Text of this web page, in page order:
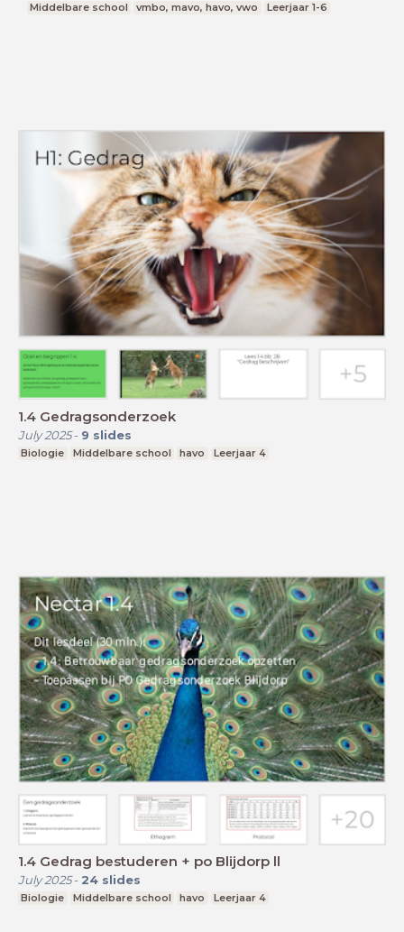
Middelbare school vmbo, mavo, havo, vwo Leerjaar 1-6
1.4 Gedragsonderzoek
July 2025- 9 slides
Biologie Middelbare school havo Leerjaar 4
1.4 Gedrag bestuderen + po Blijdorp ll
July 2025- 24 slides
Biologie Middelbare school havo Leerjaar 4